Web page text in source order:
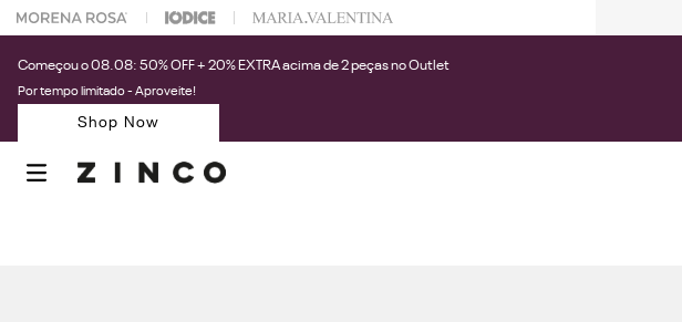
na sua 1° compra usando o cupom: PRIMEIRAZIN
Começou o 08.08: 50% OFF + 20% EXTRA acima de 2 peças no Outlet
Por tempo limitado - Aproveite!
Shop Now